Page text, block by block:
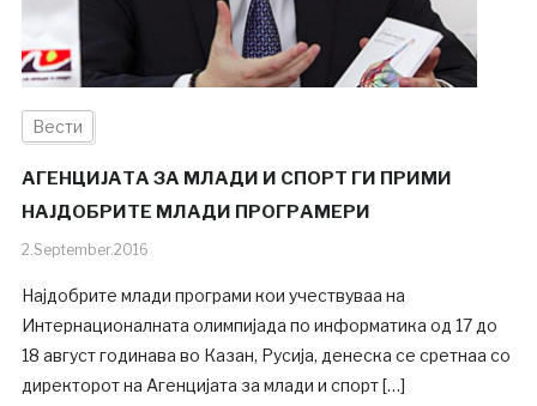
Вести
АГЕНЦИЈАТА ЗА МЛАДИ И СПОРТ ГИ ПРИМИ
НАЈДОБРИТЕ МЛАДИ ПРОГРАМЕРИ
2.September.2016
Најдобрите млади програми кои учествуваа на
Интернационалната олимпијада по информатика од 17 до
18 август годинава во Казан, Русија, денеска се сретнаа со
директорот на Агенцијата за млади и спорт […]